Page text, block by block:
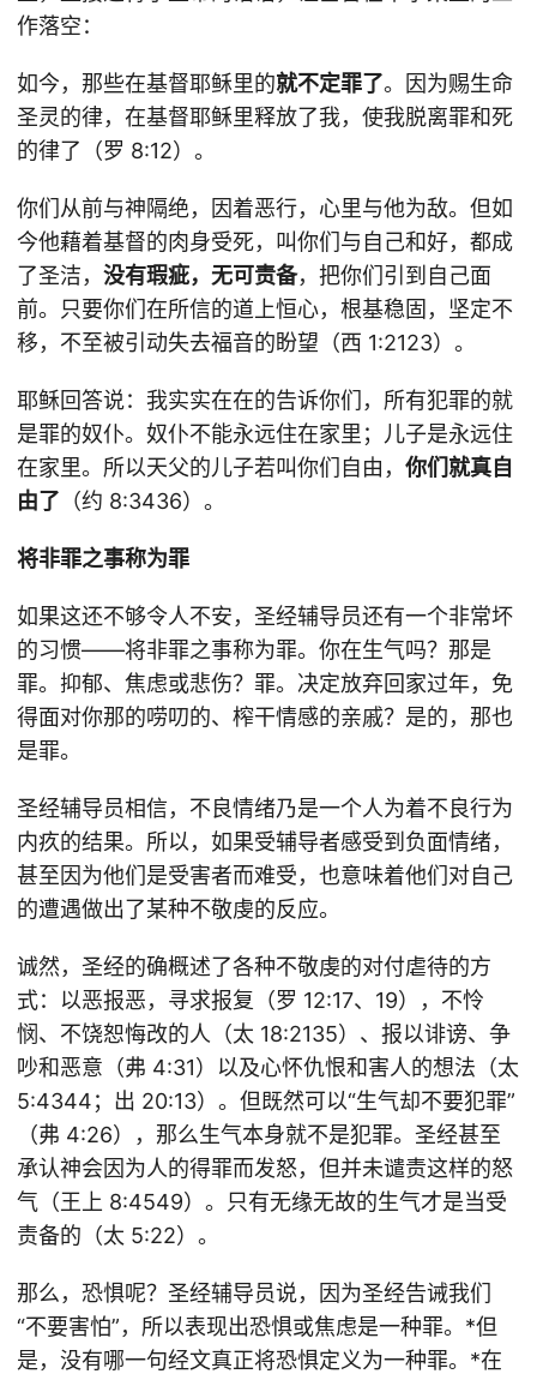
作落空：
如今，那些在基督耶稣里的就不定罪了。因为赐生命
圣灵的律，在基督耶稣里释放了我，使我脱离罪和死
的律了（罗 8:12）。
你们从前与神隔绝，因着恶行，心里与他为敌。但如
今他藉着基督的肉身受死，叫你们与自己和好，都成
了圣洁， 没有瑕疵，无可责备，把你们引到自己面
前。只要你们在所信的道上恒心，根基稳固，坚定不
移，不至被引动失去福音的盼望（西 1:2123）。
耶稣回答说：我实实在在的告诉你们，所有犯罪的就
是罪的奴仆。奴仆不能永远住在家里；儿子是永远住
在家里。所以天父的儿子若叫你们自由， 你们就真自
由了 （约 8:3436）。
将非罪之事称为罪
如果这还不够令人不安，圣经辅导员还有一个非常坏
的习惯——将非罪之事称为罪。你在生气吗？那是
罪。抑郁、焦虑或悲伤？罪。决定放弃回家过年，免
得面对你那的唠叨的、榨干情感的亲戚？是的，那也
是罪。
圣经辅导员相信，不良情绪乃是一个人为着不良行为
内疚的结果。所以，如果受辅导者感受到负面情绪，
甚至因为他们是受害者而难受，也意味着他们对自己
的遭遇做出了某种不敬虔的反应。
诚然，圣经的确概述了各种不敬虔的对付虐待的方
式：以恶报恶，寻求报复（罗 12:17、19），不怜
悯、不饶恕悔改的人（太 18:2135）、报以诽谤、争
吵和恶意（弗 4:31）以及心怀仇恨和害人的想法（太
5:4344；出 20:13）。但既然可以“生气却不要犯罪”
（弗 4:26），那么生气本身就不是犯罪。圣经甚至
承认神会因为人的得罪而发怒，但并未谴责这样的怒
气（王上 8:4549）。只有无缘无故的生气才是当受
责备的（太 5:22）。
那么，恐惧呢？圣经辅导员说，因为圣经告诫我们
“不要害怕”，所以表现出恐惧或焦虑是一种罪。*但
是，没有哪一句经文真正将恐惧定义为一种罪。*在